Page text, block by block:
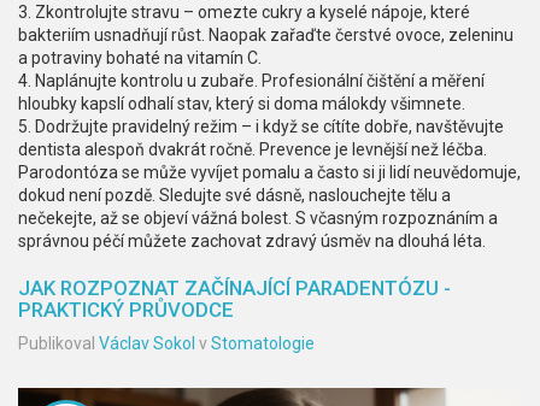
3. Zkontrolujte stravu – omezte cukry a kyselé nápoje, které
bakteriím usnadňují růst. Naopak zařaďte čerstvé ovoce, zeleninu
a potraviny bohaté na vitamín C.
4. Naplánujte kontrolu u zubaře. Profesionální čištění a měření
hloubky kapslí odhalí stav, který si doma málokdy všimnete.
5. Dodržujte pravidelný režim – i když se cítíte dobře, navštěvujte
dentista alespoň dvakrát ročně. Prevence je levnější než léčba.
Parodontóza se může vyvíjet pomalu a často si ji lidí neuvědomuje,
dokud není pozdě. Sledujte své dásně, naslouchejte tělu a
nečekejte, až se objeví vážná bolest. S včasným rozpoznáním a
správnou péčí můžete zachovat zdravý úsměv na dlouhá léta.
JAK ROZPOZNAT ZAČÍNAJÍCÍ PARADENTÓZU -
PRAKTICKÝ PRŮVODCE
Publikoval Václav Sokol vStomatologie